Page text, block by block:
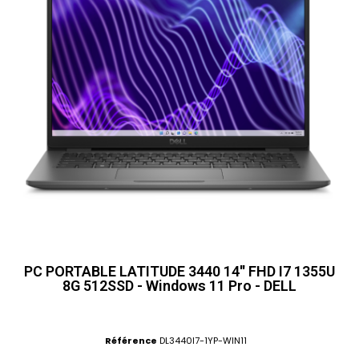
PC PORTABLE LATITUDE 3440 14'' FHD I7 1355U
8G 512SSD - Windows 11 Pro - DELL
Référence DL3440I7-1YP-WIN11